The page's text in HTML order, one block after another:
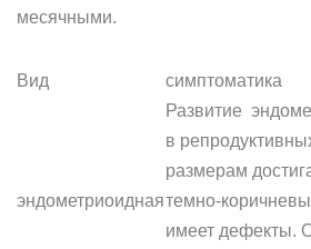
месячными.
Вид симптоматика
эндометриоидная
Развитие
в
размерам
темно-
имеет дефекты.